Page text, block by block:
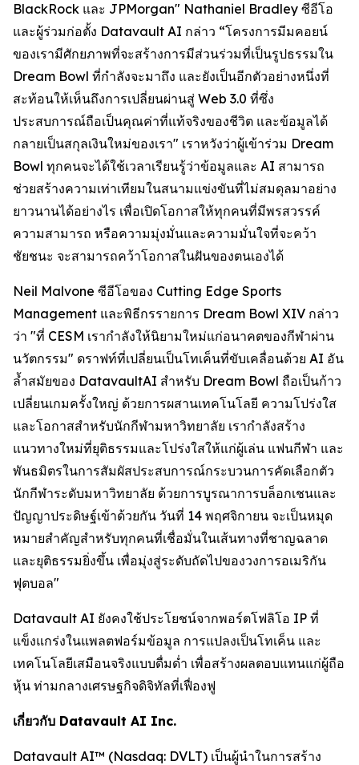
BlackRock และ JPMorgan" Nathaniel Bradley ซีอีโอ
และผู้ร่วมก่อตั้ง Datavault AI กล่าว “โครงการมีมคอยน์
ของเรามีศักยภาพที่จะสร้างการมีส่วนร่วมที่เป็นรูปธรรมใน
Dream Bowl ที่กำลังจะมาถึง และยังเป็นอีกตัวอย่างหนึ่งที่
สะท้อนให้เห็นถึงการเปลี่ยนผ่านสู่ Web 3.0 ที่ซึ่ง
ประสบการณ์ถือเป็นคุณค่าที่แท้จริงของชีวิต และข้อมูลได้
กลายเป็นสกุลเงินใหม่ของเรา" เราหวังว่าผู้เข้าร่วม Dream
Bowl ทุกคนจะได้ใช้เวลาเรียนรู้ว่าข้อมูลและ AI สามารถ
ช่วยสร้างความเท่าเทียมในสนามแข่งขันที่ไม่สมดุลมาอย่าง
ยาวนานได้อย่างไร เพื่อเปิดโอกาสให้ทุกคนที่มีพรสวรรค์
ความสามารถ หรือความมุ่งมั่นและความมั่นใจที่จะคว้า
ชัยชนะ จะสามารถคว้าโอกาสในฝันของตนเองได้
Neil Malvone ซีอีโอของ Cutting Edge Sports
Management และพิธีกรรายการ Dream Bowl XIV กล่าว
ว่า "ที่ CESM เรากำลังให้นิยามใหม่แก่อนาคตของกีฬาผ่าน
นวัตกรรม" ดราฟท์ที่เปลี่ยนเป็นโทเค็นที่ขับเคลื่อนด้วย AI อัน
ล้ำสมัยของ DatavaultAI สำหรับ Dream Bowl ถือเป็นก้าว
เปลี่ยนเกมครั้งใหญ่ ด้วยการผสานเทคโนโลยี ความโปร่งใส
และโอกาสสำหรับนักกีฬามหาวิทยาลัย เรากำลังสร้าง
แนวทางใหม่ที่ยุติธรรมและโปร่งใสให้แก่ผู้เล่น แฟนกีฬา และ
พันธมิตรในการสัมผัสประสบการณ์กระบวนการคัดเลือกตัว
นักกีฬาระดับมหาวิทยาลัย ด้วยการบูรณาการบล็อกเชนและ
ปัญญาประดิษฐ์เข้าด้วยกัน วันที่ 14 พฤศจิกายน จะเป็นหมุด
หมายสำคัญสำหรับทุกคนที่เชื่อมั่นในเส้นทางที่ชาญฉลาด
และยุติธรรมยิ่งขึ้น เพื่อมุ่งสู่ระดับถัดไปของวงการอเมริกัน
ฟุตบอล"
Datavault AI ยังคงใช้ประโยชน์จากพอร์ตโฟลิโอ IP ที่
แข็งแกร่งในแพลตฟอร์มข้อมูล การแปลงเป็นโทเค็น และ
เทคโนโลยีเสมือนจริงแบบดื่มด่ำ เพื่อสร้างผลตอบแทนแก่ผู้ถือ
หุ้น ท่ามกลางเศรษฐกิจดิจิทัลที่เฟื่องฟู
เกี่ยวกับ Datavault AI Inc.
Datavault AI™ (Nasdaq: DVLT) เป็นผู้นำในการสร้าง